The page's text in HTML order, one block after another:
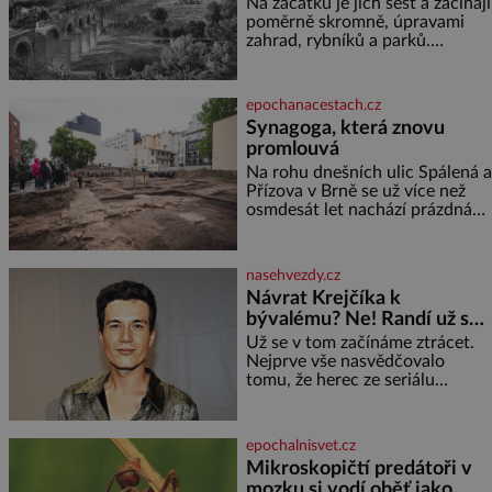
kyselinu listovou. Ale
poměrně skromně, úpravami
zahrad, rybníků a parků.
vybudují na území monarchie
třetinu všech tratí, tedy asi
3500 kilometrů! Ohromně na
tom zbohatnou… Podnikavého
ducha zdědí bratři Kleinové po
otci Johannovi (1756–1835),
který má malý statek na
epochanacestach.cz
Synagoga, která znovu
promlouvá
Na rohu dnešních ulic Spálená a
Přízova v Brně se už více než
osmdesát let nachází prázdná
zde stála jedna z největších
synagog v českých zemích –
monumentální stavba, která
byla po desetiletí symbolem
sebevědomé a prosperující
židovské komunity. Brněnská
Velká synagoga byla slavnostně
nasehvezdy.cz
Návrat Krejčíka k
bývalému? Ne! Randí už s
jiným!
Už se v tom začínáme ztrácet.
Nejprve vše nasvědčovalo
tomu, že herec ze seriálu
ředitelem školy Jiřím
Vymětalem (43) vrátí ke svému
bývalému p
epochalnisvet.cz
Mikroskopičtí predátoři v